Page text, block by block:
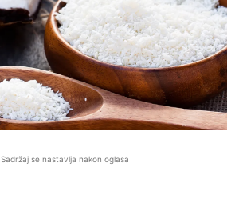
Sadržaj se nastavlja nakon oglasa